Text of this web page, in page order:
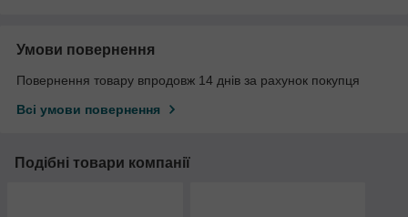
Умови повернення
Повернення товару впродовж 14 днів за рахунок покупця
Всі умови повернення
Подібні товари компанії